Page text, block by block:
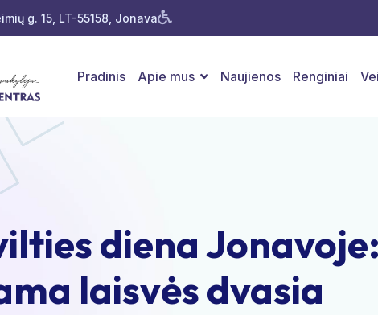
g. 15, LT-55158, Jonava
Pradinis Apie mus Naujienos Renginiai
diena
laisvės dvasia